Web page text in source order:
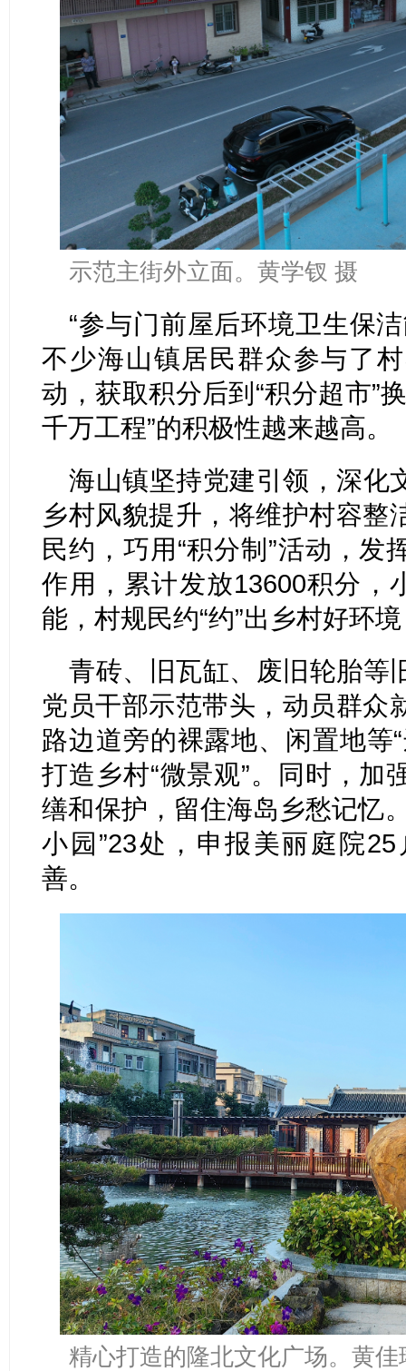
示范主街外立面。黄学钗 摄
“参与门前屋后环境卫生保
不少海山镇居民群众参与了
动，获取积分后到“积分超市”
千万工程”的积极性越来越高。
海山镇坚持党建引领，深化
乡村风貌提升，将维护村容整
民约，巧用“积分制”活动，发
作用，累计发放13600积分，
能，村规民约“约”出乡村好环
青砖、旧瓦缸、废旧轮胎等
党员干部示范带头，动员群众
路边道旁的裸露地、闲置地等
打造乡村“微景观”。同时，加
缮和保护，留住海岛乡愁记忆
小园”23处，申报美丽庭院
善。
精心打造的隆北文化广场。黄